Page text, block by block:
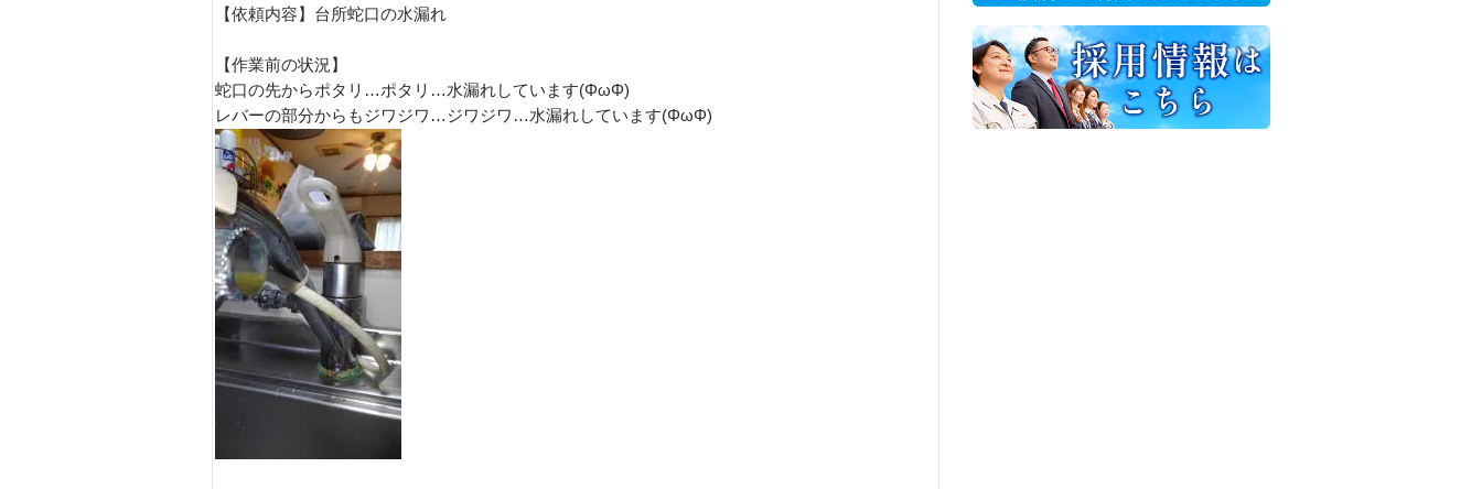
【依頼内容】台所蛇口の水漏れ
【作業前の状況】
蛇口の先からポタリ…ポタリ…水漏れしています(ΦωΦ)
レバーの部分からもジワジワ…ジワジワ…水漏れしています(ΦωΦ)